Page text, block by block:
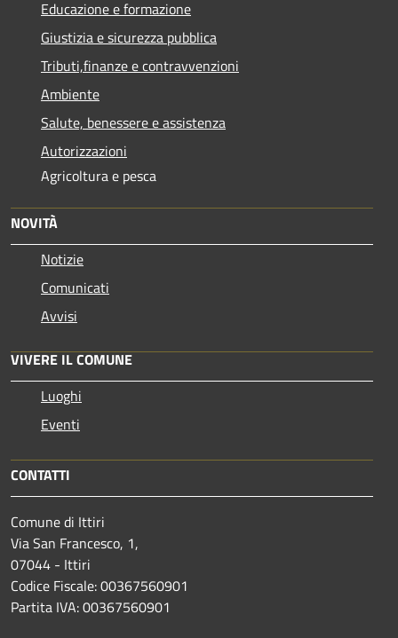
Educazione e formazione
Giustizia e sicurezza pubblica
Tributi,finanze e contravvenzioni
Ambiente
Salute, benessere e assistenza
Autorizzazioni
Agricoltura e pesca
NOVITÀ
Notizie
Comunicati
Avvisi
VIVERE IL COMUNE
Luoghi
Eventi
CONTATTI
Comune di Ittiri
Via San Francesco, 1,
07044 - Ittiri
Codice Fiscale: 00367560901
Partita IVA: 00367560901